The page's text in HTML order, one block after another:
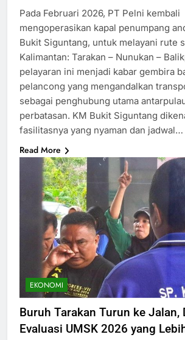
Pada Februari 2026, PT Pelni kembali
mengoperasikan kapal penumpang
Bukit Siguntang, untuk melayani rute
Kalimantan: Tarakan – Nunukan –
pelayaran ini menjadi kabar gembira
pelancong yang mengandalkan
sebagai penghubung utama
perbatasan. KM Bukit Siguntang
fasilitasnya yang nyaman dan jadwal…
Read More
EKONOMI
Buruh Tarakan Turun ke Jalan,
Evaluasi UMSK 2026 yang